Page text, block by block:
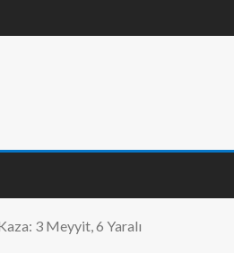
3 Meyyit, 6 Yaralı